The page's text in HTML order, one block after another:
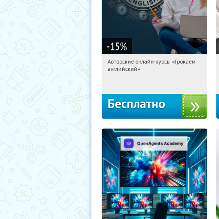
-15%
13:38:37 Получили:
Авторские онлайн-курсы «Грокаем
английский»
Бесплатно